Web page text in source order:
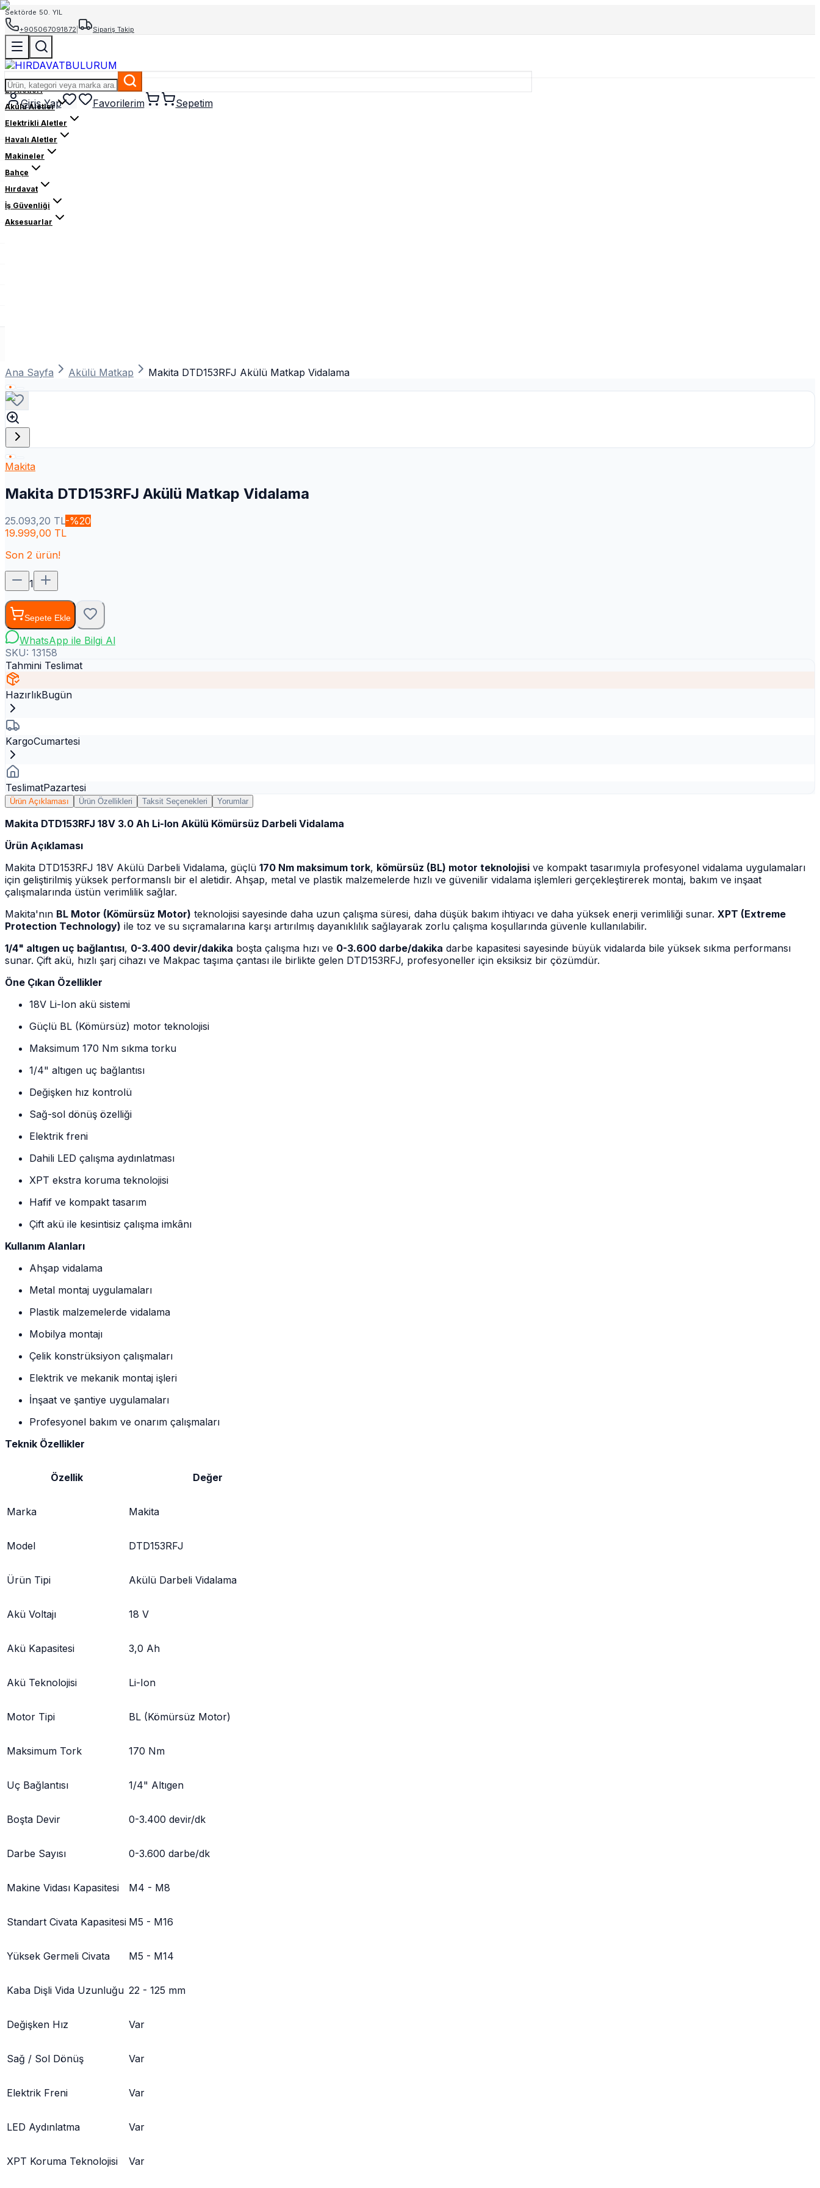
Sektörde 50. YIL
+905067091872
Sipariş Takip
Giriş Yap Favorilerim Sepetim
El Aletleri
Akülü Aletler
Elektrikli Aletler
Havalı Aletler
Makineler
Bahçe
Hırdavat
İş Güvenliği
Aksesuarlar
Ana Sayfa Akülü Matkap Makita DTD153RFJ Akülü Matkap Vidalama
Makita
Makita DTD153RFJ Akülü Matkap Vidalama
25.093,20 TL-%20
19.999,00 TL
Son 2 ürün!
1
Sepete Ekle
WhatsApp ile Bilgi Al
SKU: 13158
Tahmini Teslimat
HazırlıkBugün
KargoCumartesi
TeslimatPazartesi
Ürün Açıklaması Ürün Özellikleri Taksit Seçenekleri Yorumlar
Makita DTD153RFJ 18V 3.0 Ah Li-Ion Akülü Kömürsüz Darbeli Vidalama
Ürün Açıklaması
Makita DTD153RFJ 18V Akülü Darbeli Vidalama, güçlü 170 Nm maksimum tork, kömürsüz (BL) motor teknolojisi ve kompakt tasarımıyla profesyonel vidalama uygulamaları
için geliştirilmiş yüksek performanslı bir el aletidir. Ahşap, metal ve plastik malzemelerde hızlı ve güvenilir vidalama işlemleri gerçekleştirerek montaj, bakım ve inşaat
çalışmalarında üstün verimlilik sağlar.
Makita'nın BL Motor (Kömürsüz Motor) teknolojisi sayesinde daha uzun çalışma süresi, daha düşük bakım ihtiyacı ve daha yüksek enerji verimliliği sunar. XPT (Extreme
Protection Technology) ile toz ve su sıçramalarına karşı artırılmış dayanıklılık sağlayarak zorlu çalışma koşullarında güvenle kullanılabilir.
1/4" altıgen uç bağlantısı, 0-3.400 devir/dakika boşta çalışma hızı ve 0-3.600 darbe/dakika darbe kapasitesi sayesinde büyük vidalarda bile yüksek sıkma performansı
sunar. Çift akü, hızlı şarj cihazı ve Makpac taşıma çantası ile birlikte gelen DTD153RFJ, profesyoneller için eksiksiz bir çözümdür.
Öne Çıkan Özellikler
18V Li-Ion akü sistemi
Güçlü BL (Kömürsüz) motor teknolojisi
Maksimum 170 Nm sıkma torku
1/4" altıgen uç bağlantısı
Değişken hız kontrolü
Sağ-sol dönüş özelliği
Elektrik freni
Dahili LED çalışma aydınlatması
XPT ekstra koruma teknolojisi
Hafif ve kompakt tasarım
Çift akü ile kesintisiz çalışma imkânı
Kullanım Alanları
Ahşap vidalama
Metal montaj uygulamaları
Plastik malzemelerde vidalama
Mobilya montajı
Çelik konstrüksiyon çalışmaları
Elektrik ve mekanik montaj işleri
İnşaat ve şantiye uygulamaları
Profesyonel bakım ve onarım çalışmaları
Teknik Özellikler
Özellik Değer
Marka Makita
Model DTD153RFJ
Ürün Tipi Akülü Darbeli Vidalama
Akü Voltajı 18 V
Akü Kapasitesi 3,0 Ah
Akü Teknolojisi Li-Ion
Motor Tipi BL (Kömürsüz Motor)
Maksimum Tork 170 Nm
Uç Bağlantısı 1/4" Altıgen
Boşta Devir 0-3.400 devir/dk
Darbe Sayısı 0-3.600 darbe/dk
Makine Vidası Kapasitesi M4 - M8
Standart Civata Kapasitesi M5 - M16
Yüksek Germeli Civata M5 - M14
Kaba Dişli Vida Uzunluğu 22 - 125 mm
Değişken Hız Var
Sağ / Sol Dönüş Var
Elektrik Freni Var
LED Aydınlatma Var
XPT Koruma Teknolojisi Var